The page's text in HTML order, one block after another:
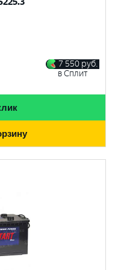
7 550 руб.
в Сплит